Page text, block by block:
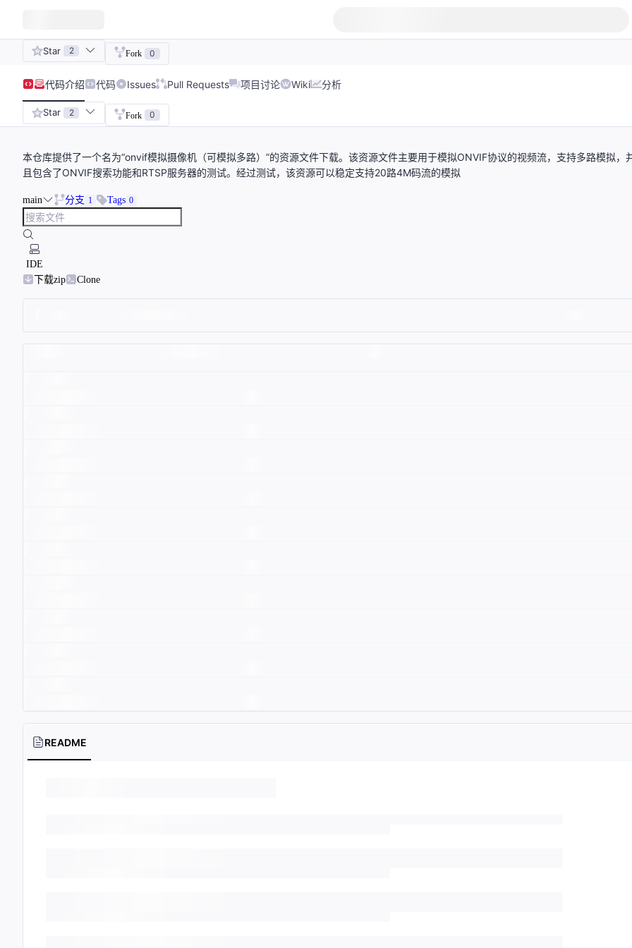
Star 2 Fork 0
代码介绍 代码 Issues Pull Requests 项目讨论 Wiki 分析
Star 2 Fork 0
本仓库提供了一个名为“onvif模拟摄像机（可模拟多路）”的资源文件下载。该资源文件主要用于模拟ONVIF协议的视频流，支持多路模拟，
且包含了ONVIF搜索功能和RTSP服务器的测试。经过测试，该资源可以稳定支持20路4M码流的模拟
main 分支 1 Tags 0
IDE
下载zip
Clone
README